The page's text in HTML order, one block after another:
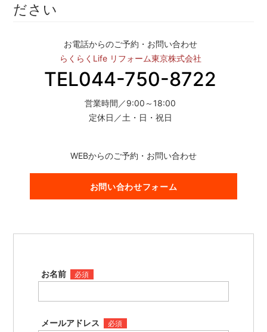
ださい
お電話からのご予約・お問い合わせ
らくらくLife リフォーム東京株式会社
TEL044-750-8722
営業時間／9:00～18:00
定休日／土・日・祝日
WEBからのご予約・お問い合わせ
お問い合わせフォーム
お名前 必須
メールアドレス 必須